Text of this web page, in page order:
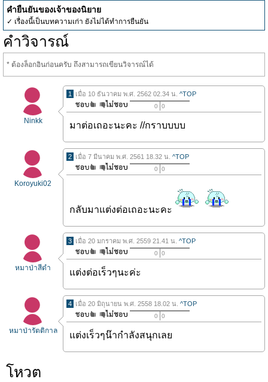
คำยืนยันของเจ้าของนิยาย
✓ เรื่องนี้เป็นบทความเก่า ยังไม่ได้ทำการยืนยัน
คำวิจารณ์
* ต้องล็อกอินก่อนครับ ถึงสามารถเขียนวิจารณ์ได้
Ninkk
1 เมื่อ 10 ธันวาคม พ.ศ. 2562 02.34 น. ^TOP
0 0
มาต่อเถอะนะคะ //กราบบบบ
Koroyuki02
2 เมื่อ 7 มีนาคม พ.ศ. 2561 18.32 น. ^TOP
0 0
กลับมาแต่งต่อเถอะนะคะ
หมาป่าสีดำ
3 เมื่อ 20 มกราคม พ.ศ. 2559 21.41 น. ^TOP
0 0
แต่งต่อเร็วๆนะค่ะ
หมาป่ารัตติกาล
4 เมื่อ 20 มิถุนายน พ.ศ. 2558 18.02 น. ^TOP
0 0
แต่งเร็วๆน๊ากำลังสนุกเลย
โหวต